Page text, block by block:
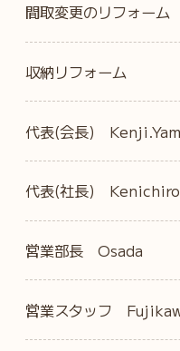
間取変更のリフォーム
収納リフォーム
代表(会長)
代表(社長)
営業部長 Osada
営業スタッフ